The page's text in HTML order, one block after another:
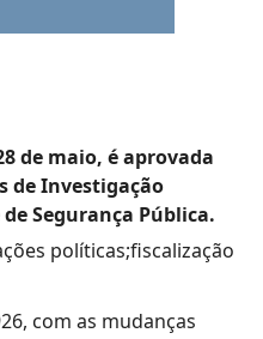
de maio, é aprovada
de Investigação
Segurança Pública.
políticas;fiscalização
com as mudanças